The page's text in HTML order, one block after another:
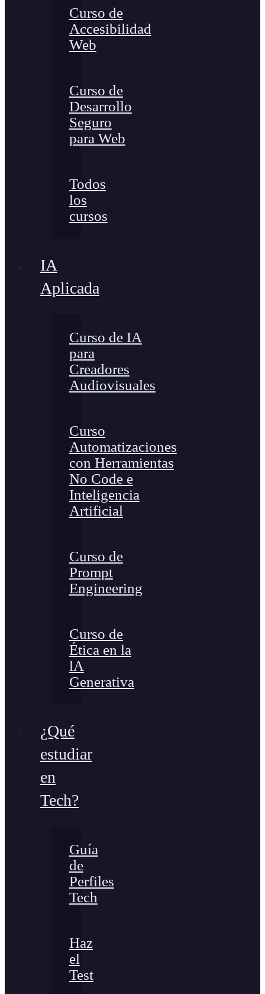
Curso de
Accesibilidad
Web
Curso de
Desarrollo
Seguro
para Web
Todos
los
cursos
IA
Aplicada
Curso de IA
para
Creadores
Audiovisuales
Curso
Automatizaciones
con Herramientas
No Code e
Inteligencia
Artificial
Curso de
Prompt
Engineering
Curso de
Ética en la
lA
Generativa
¿Qué
estudiar
en
Tech?
Guía
de
Perfiles
Tech
Haz
el
Test